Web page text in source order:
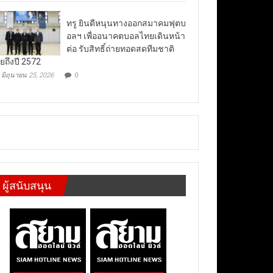
ทรู ยินดีหนุนทางออกสมาคมฟุตบ
อลฯ เพื่ออนาคตบอลไทยเดินหน้า
ต่อ รับสิทธิ์ถ่ายทอดสดทีมชาติ
ถึงปี 2572
มิถุนายน 25, 2026 0
ผู้สนับสนุน